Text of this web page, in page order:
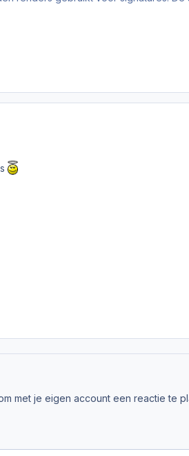
met je eigen account een reactie te